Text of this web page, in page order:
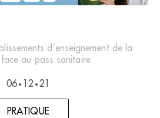
d’enseignement de la
au pass sanitaire
06 • 12 • 21
PRATIQUE